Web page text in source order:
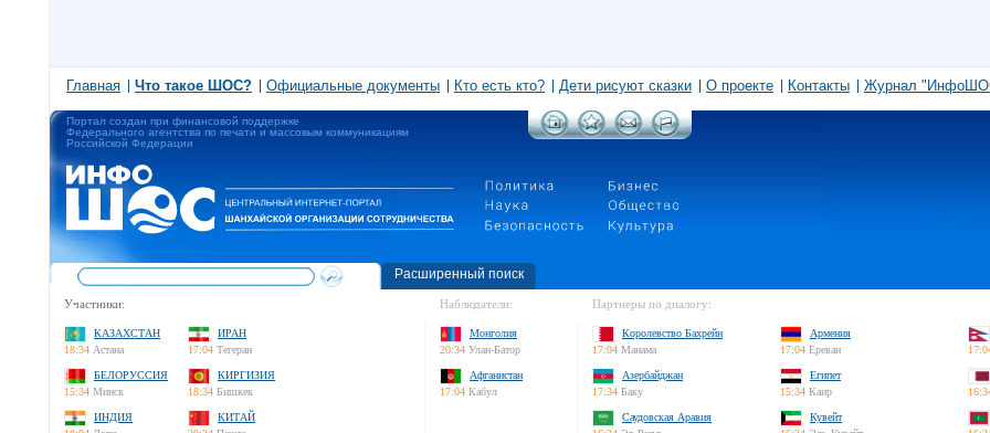
Главная Что такое ШОС? Официальные документы Кто есть кто? Дети рисуют сказки О проекте Контакты Журнал
Портал создан при финансовой поддержке
Федерального агентства по печати и массовым коммуникациям
Российской Федерации
Расширенный поиск
Участники:
КАЗАХСТАН
18:34 Астана
ИРАН
17:04 Тегеран
БЕЛОРУССИЯ
15:34 Минск
КИРГИЗИЯ
18:34 Бишкек
ИНДИЯ
КИТАЙ
Наблюдатели:
Монголия
20:34 Улан-Батор
Афганистан
17:04 Кабул
Партнеры по диалогу:
Королевство Бахрейн
17:04 Манама
Армения
17:04 Ереван
Азербайджан
17:34 Баку
Египет
15:34 Каир
Саудовская Аравия
Кувейт